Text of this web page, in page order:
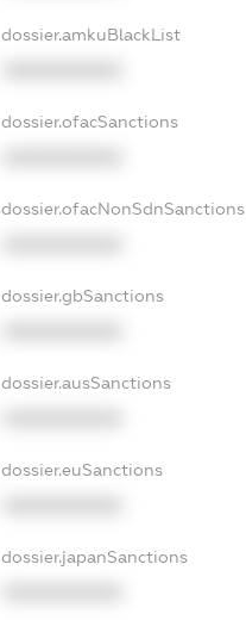
dossier.amkuBlackList
dossier.ofacSanctions
dossier.ofacNonSdnSanctions
dossier.gbSanctions
dossier.ausSanctions
dossier.euSanctions
dossier.japanSanctions